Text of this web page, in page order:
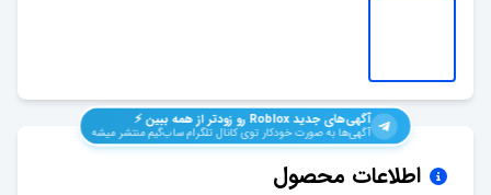
آگهی‌های جدیدRoblox رو زودتر از همه ببین ⚡️
آگهی‌ها به صورت خودکار توی کانال تلگرام ساب‌گیم منتشر میشه
اطلاعات محصول